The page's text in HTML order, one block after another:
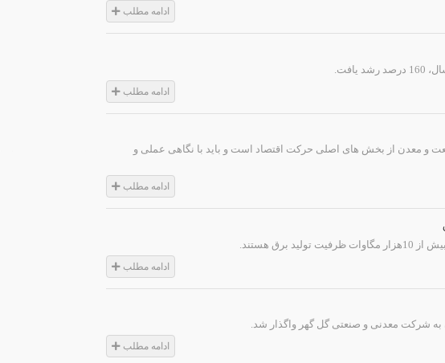
ادامه مطلب
ادامه مطلب
و معدن از بخش های اصلی حرکت اقتصاد است و باید با نگاهی عملی و
ادامه مطلب
هستند.
ادامه مطلب
به شرکت معدنی و صنعتی گل گهر واگذار شد.
ادامه مطلب